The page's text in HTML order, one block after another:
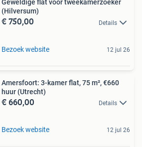
Geweldige flat voor tweekamerzoeker
(Hilversum)
€ 750,00 Details
Bezoek website 12 jul 26
Amersfoort: 3-kamer flat, 75 m², €660
huur (Utrecht)
€ 660,00 Details
Bezoek website 12 jul 26